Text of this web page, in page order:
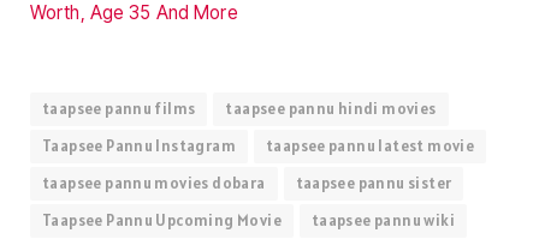
Worth, Age 35 And More
taapsee pannu films
taapsee pannu hindi movies
Taapsee Pannu Instagram
taapsee pannu latest movie
taapsee pannu movies dobara
taapsee pannu sister
Taapsee Pannu Upcoming Movie
taapsee pannu wiki